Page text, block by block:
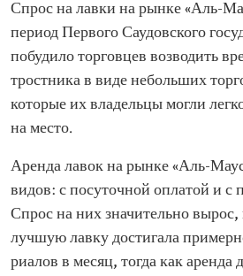
Спрос на лавки на рынке «Аль-
период Первого Саудовского
побудило торговцев возводить
тростника в виде небольших
которые их владельцы могли
на место.
Аренда лавок на рынке «Аль-
видов: с посуточной оплатой и с
Спрос на них значительно вырос,
лучшую лавку достигала
риалов в месяц, тогда как аренда